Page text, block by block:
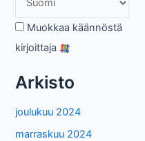
Muokkaa käännöstä
kirjoittaja
Arkisto
joulukuu 2024
marraskuu 2024